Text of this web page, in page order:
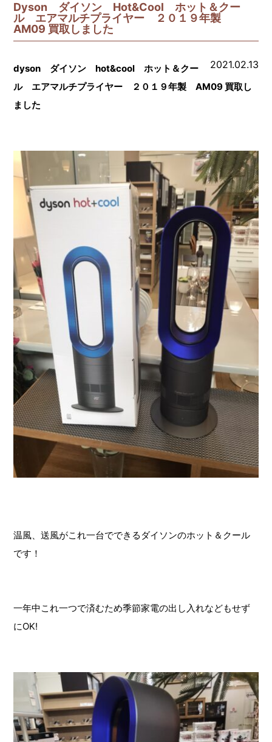
Dyson ダイソン Hot&Cool ホット＆クー
ル エアマルチプライヤー ２０１９年製
AM09 買取しました
2021.02.13
dyson ダイソン hot&cool ホット＆クー
ル エアマルチプライヤー ２０１９年製 AM09 買取し
ました
温風、送風がこれ一台でできるダイソンのホット＆クール
です！
一年中これ一つで済むため季節家電の出し入れなどもせず
にOK!